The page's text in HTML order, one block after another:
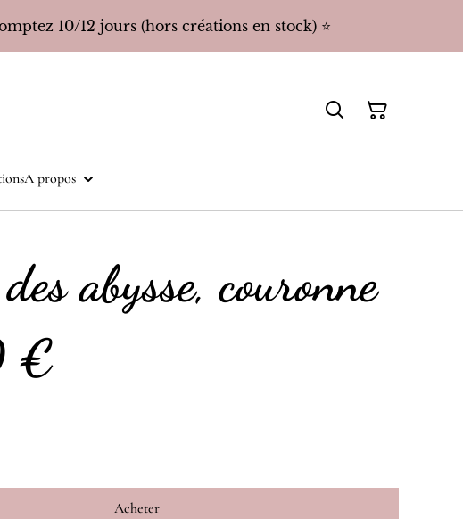
10/12 jours (hors créations en stock) ⭐️
A propos
abysse, couronne
€
Acheter